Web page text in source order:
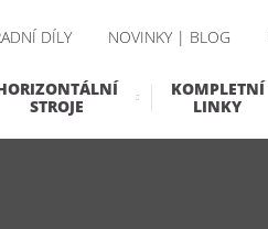
DÍLY NOVINKY | BLOG
STROJE
KOMPLETNÍ
LINKY